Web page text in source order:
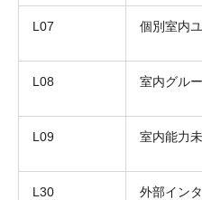
L07 個別室内
L08 室内グル
L09 室内能力
L30 外部イン